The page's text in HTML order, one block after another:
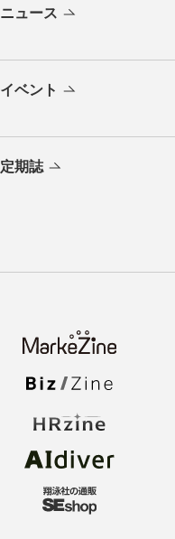
ニュース
イベント
定期誌